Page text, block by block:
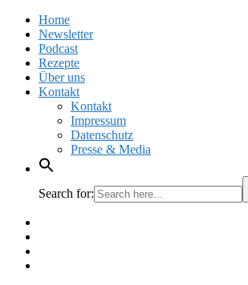
Home
Newsletter
Podcast
Rezepte
Über uns
Kontakt
Kontakt
Impressum
Datenschutz
Presse & Media
Search for: